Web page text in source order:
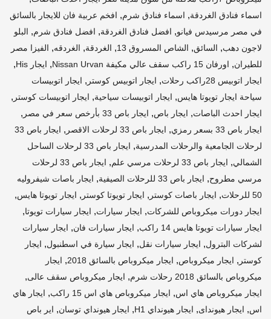
اسماء فنادق الغردقة, اسماء فنادق شرم, افخم عربية فان للايجار بالسائق
في مصر مرسيدس فيانو, افضل فنادق الغردقة, افضل فنادق شرم, البلو
لاجون دهب, السائق, الشاص المسروق 13 , الغردقة, الغردقه, الفيزا مصر
للطيران, اورفان 15 راكب سقف عالي مكيفة Nissan Urvan , ايجار His ,
ايجار اتوبيس 28راكب رحلات , ايجار اتوبيس كوستر , ايجار اتوبيسات
سياحة ايجار تويوتا هايس, ايجار اتوبيسات سياحية, ايجار اتوبيسات كوستر ,
ايجار احدث الباصات, ايجار باص, ايجار باص 33 بأرخص سعر في مصر ,
ايجار باص 33 بسعر رمزي , ايجار باص 33 لرحلات الاقصر ,
ايجار باص 33
لرحلات الجامعية والرحلات المدرسية,
ايجار باص 33 لرحلات الساحل
الشمالي, ايجار باص 33 لرحلات مرسي علم ,
ايجار باص 33 لرحلات
مرسي مطروح, ايجار باص 33 للرحلات الصيفية , ايجار باصات شيفروليه
50 للرحلات
, ايجار باصات كوستر , ايجار تويوتا كوستر , ايجار تويوتا هايس,
ايجار دورات ميكروباص للشركات, ايجار سيارات, ايجار سيارات تويوتا,
ايجار سيارات تويوتا هايس 14 راكب , ايجار سيارات فان, ايجار سيارات
لشركات البترول, ايجار سيارات نقل, ايجار سيارة في اسطنبول, ايجار
كوستر , ايجار ميكروباص, ايجار ميكروباص بالسائق 2018 , ايجار
ميكروباص بالسائق 2018 رحلات شرم
, ايجار ميكروباص سقف عالى,
ايجار ميكروباص هاي اس, ايجار ميكروباص هاي اس 15 راكب , ايجار هاي
اس, ايجار هيونداى, ايجار هيونداي H1 , ايجار هيونداي توسان, اير باص